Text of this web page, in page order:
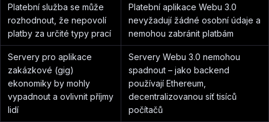
Platební služba se může
rozhodnout, že nepovolí
platby za určité typy prací
Platební aplikace Webu 3.0
nevyžadují žádné osobní údaje a
nemohou zabránit platbám
Servery pro aplikace
zakázkové (gig)
ekonomiky by mohly
vypadnout a ovlivnit příjmy
lidí
Servery Webu 3.0 nemohou
spadnout –⁠ jako backend
používají Ethereum,
decentralizovanou síť tisíců
počítačů